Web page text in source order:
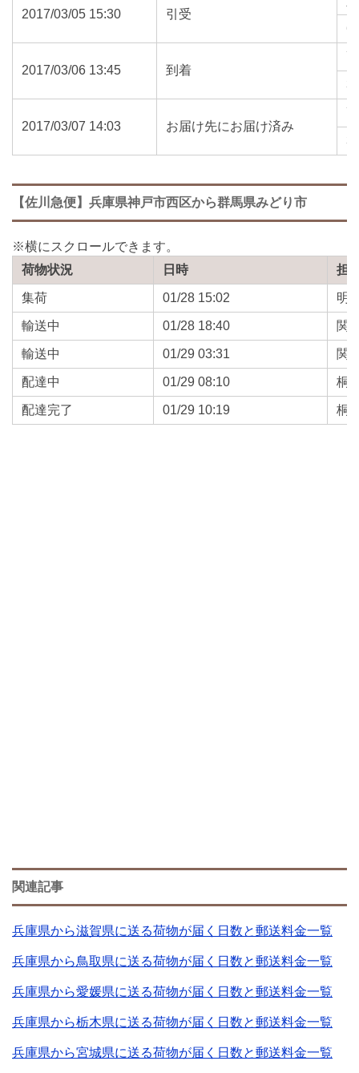
2017/03/05 15:30 引受
2017/03/06 13:45 到着
2017/03/07 14:03 お届け先にお届け済み
【佐川急便】兵庫県神戸市西区から群馬県みどり市
荷物状況 日時 担
集荷 01/28 15:02 明
輸送中 01/28 18:40 関
輸送中 01/29 03:31 関
配達中 01/29 08:10 桐
配達完了 01/29 10:19 桐
関連記事
兵庫県から滋賀県に送る荷物が届く日数と郵送料金一覧
兵庫県から鳥取県に送る荷物が届く日数と郵送料金一覧
兵庫県から愛媛県に送る荷物が届く日数と郵送料金一覧
兵庫県から栃木県に送る荷物が届く日数と郵送料金一覧
兵庫県から宮城県に送る荷物が届く日数と郵送料金一覧